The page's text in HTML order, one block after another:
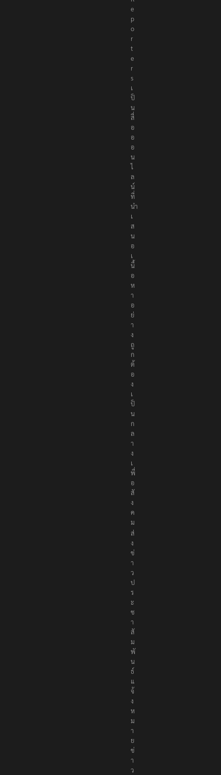
e
p
o
r
t
e
r
s
เ
ป็
น
สื่
อ
อ
อ
น
ไ
ล
น์
ที่
นำ
เ
ส
น
อ
เ
นื้
อ
ห
า
อ
ย่
า
ง
ถู
ก
ต้
อ
ง
เ
ป็
น
ก
ล
า
ง
เ
พื่
อ
สั
ง
ค
ม
ส่
ง
ข่
า
ว
ป
ร
ะ
ช
า
สั
ม
พั
น
ธ์
แ
จ้
ง
ห
ม
า
ย
ข่
า
ว